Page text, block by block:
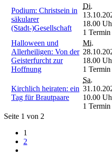
Podium: Christsein in
säkularer
(Stadt-)Gesellschaft
Di.
18.00
1 Termin
Halloween und
Allerheiligen: Von der
Geisterfurcht zur
Hoffnung
Mi.
18.00
1 Termin
Kirchlich heiraten: ein
Tag für Brautpaare
Sa.
10.00
1 Termin
Seite 1 von 2
1
2